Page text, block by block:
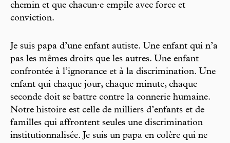
chemin et que chacun·e empile avec force et
conviction.
Je suis papa d’une enfant autiste. Une enfant qui n’a
pas les mêmes droits que les autres. Une enfant
confrontée à l’ignorance et à la discrimination. Une
enfant qui chaque jour, chaque minute, chaque
seconde doit se battre contre la connerie humaine.
Notre histoire est celle de milliers d’enfants et de
familles qui affrontent seules une discrimination
institutionnalisée. Je suis un papa en colère qui ne